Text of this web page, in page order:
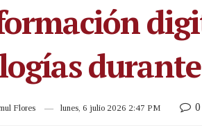
Flores lunes, 6 julio 2026 2:47 PM 0